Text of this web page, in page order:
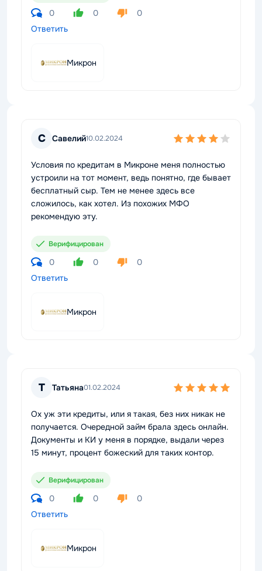
0 0
0
Ответить
Микрон
С Савелий10.02.2024
Условия по кредитам в Микроне меня полностью
устроили на тот момент, ведь понятно, где бывает
бесплатный сыр. Тем не менее здесь все
сложилось, как хотел. Из похожих МФО
рекомендую эту.
Верифицирован
0 0
0
Ответить
Микрон
Т Татьяна01.02.2024
Ох уж эти кредиты, или я такая, без них никак не
получается. Очередной займ брала здесь онлайн.
Документы и КИ у меня в порядке, выдали через
15 минут, процент божеский для таких контор.
Верифицирован
0 0
0
Ответить
Микрон